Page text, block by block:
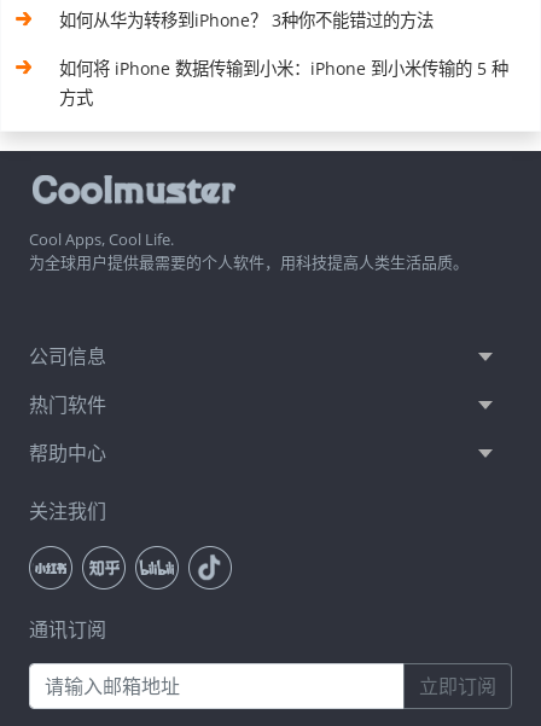
如何从华为转移到iPhone？ 3种你不能错过的方法
如何将 iPhone 数据传输到小米：iPhone 到小米传输的 5 种
方式
Cool Apps, Cool Life.
为全球用户提供最需要的个人软件，用科技提高人类生活品质。
公司信息
热门软件
帮助中心
关注我们
通讯订阅
立即订阅